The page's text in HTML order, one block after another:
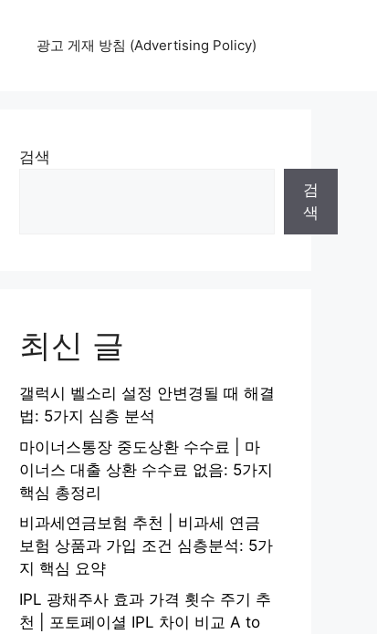
광고 게재 방침 (Advertising Policy)
검색
검
색
최신 글
갤럭시 벨소리 설정 안변경될 때 해결
법: 5가지 심층 분석
마이너스통장 중도상환 수수료 | 마
이너스 대출 상환 수수료 없음: 5가지
핵심 총정리
비과세연금보험 추천 | 비과세 연금
보험 상품과 가입 조건 심층분석: 5가
지 핵심 요약
IPL 광채주사 효과 가격 횟수 주기 추
천 | 포토페이셜 IPL 차이 비교 A to